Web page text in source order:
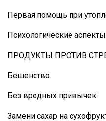
Первая помощь при
Психологические
ПРОДУКТЫ ПРОТИВ
Бешенство.
Без вредных привычек.
Замени сахар на